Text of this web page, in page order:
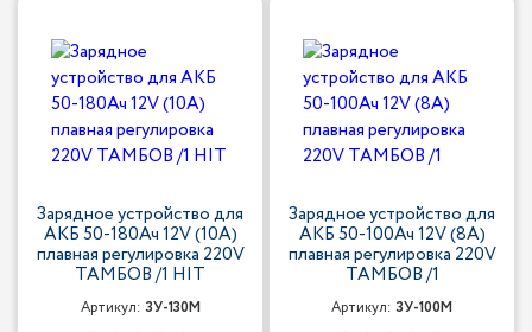
Зарядное устройство для
АКБ 50-180Ач 12V (10A)
плавная регулировка 220V
ТАМБОВ /1 HIT
Артикул: ЗУ-130М
Зарядное устройство для
АКБ 50-100Ач 12V (8А)
плавная регулировка 220V
ТАМБОВ /1
Артикул: ЗУ-100М